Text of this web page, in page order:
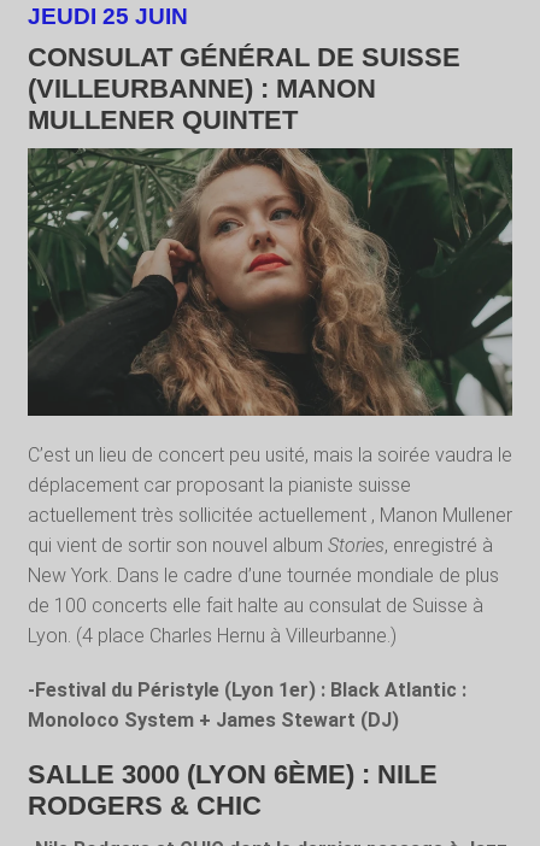
JEUDI 25 JUIN
CONSULAT GÉNÉRAL DE SUISSE
(VILLEURBANNE) : MANON
MULLENER QUINTET
C’est un lieu de concert peu usité, mais la soirée vaudra le
déplacement car proposant la pianiste suisse
actuellement très sollicitée actuellement , Manon Mullener
qui vient de sortir son nouvel album Stories, enregistré à
New York. Dans le cadre d’une tournée mondiale de plus
de 100 concerts elle fait halte au consulat de Suisse à
Lyon. (4 place Charles Hernu à Villeurbanne.)
-Festival du Péristyle (Lyon 1er) : Black Atlantic :
Monoloco System + James Stewart (DJ)
SALLE 3000 (LYON 6ÈME) : NILE
RODGERS & CHIC